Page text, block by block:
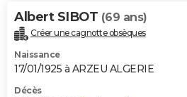
Albert SIBOT (69 ans)
Créer une cagnotte obsèques
Naissance
17/01/1925 à ARZEU ALGERIE
Décès